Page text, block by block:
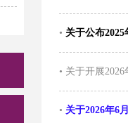
• 关于公布
• 关于开展
• 关于2026年6